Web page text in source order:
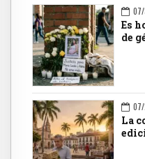
07/
Es
de
07/
La